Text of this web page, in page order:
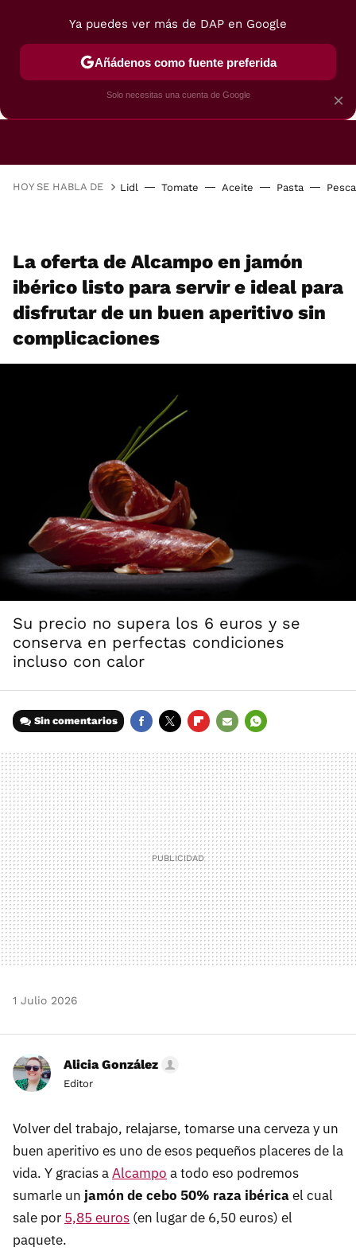
FREIDORAS DE AIRE GUÍAS DE
HOY SE HABLA DE Lidl Tomate Aceite Pasta
La oferta de Alcampo en jamón
ibérico listo para servir e ideal para
disfrutar de un buen aperitivo sin
complicaciones
Su precio no supera los 6 euros y se
conserva en perfectas condiciones
incluso con calor
Sin comentarios
MAIL
1 Julio 2026
Alicia González
Editor
Volver del trabajo, relajarse, tomarse una cerveza y un
buen aperitivo es uno de esos pequeños placeres de la
vida. Y gracias aAlcampo a todo eso podremos
sumarle un jamón de cebo 50% raza ibéricael cual
sale por 5,85 euros (en lugar de 6,50 euros) el
paquete.
×
Ya puedes ver más de DAP en Google
Añádenos como fuente preferida
Solo necesitas una cuenta de Google